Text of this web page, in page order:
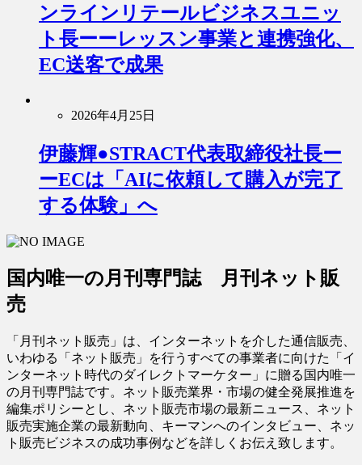
ンラインリテールビジネスユニッ
ト長ーーレッスン事業と連携強化、
EC送客で成果
2026年4月25日
伊藤輝●STRACT代表取締役社長ー
ーECは「AIに依頼して購入が完了
する体験」へ
国内唯一の月刊専門誌 月刊ネット販
売
「月刊ネット販売」は、インターネットを介した通信販売、
いわゆる「ネット販売」を行うすべての事業者に向けた「イ
ンターネット時代のダイレクトマーケター」に贈る国内唯一
の月刊専門誌です。ネット販売業界・市場の健全発展推進を
編集ポリシーとし、ネット販売市場の最新ニュース、ネット
販売実施企業の最新動向、キーマンへのインタビュー、ネッ
ト販売ビジネスの成功事例などを詳しくお伝え致します。